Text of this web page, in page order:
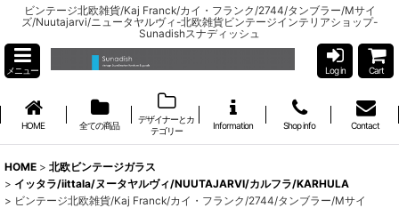
ビンテージ北欧雑貨/Kaj Franck/カイ・フランク/2744/タンブラー/Mサイ
ズ/Nuutajarvi/ニュータヤルヴィ-北欧雑貨ビンテージインテリアショップ-
Sunadishスナディッシュ
メニュー Log in Cart
HOME 全ての商品
デザイナーとカ
テゴリー
Information Shop info Contact
HOME > 北欧ビンテージガラス
> イッタラ/iittala/ヌータヤルヴィ/NUUTAJARVI/カルフラ/KARHULA
> ビンテージ北欧雑貨/Kaj Franck/カイ・フランク/2744/タンブラー/Mサイ